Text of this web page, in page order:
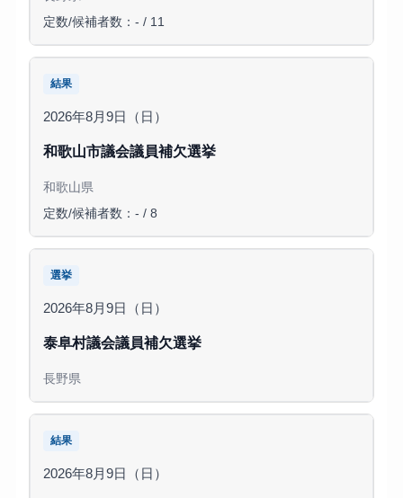
定数/候補者数：- / 11
結果
2026年8月9日（日）
和歌山市議会議員補欠選挙
和歌山県
定数/候補者数：- / 8
選挙
2026年8月9日（日）
泰阜村議会議員補欠選挙
長野県
結果
2026年8月9日（日）